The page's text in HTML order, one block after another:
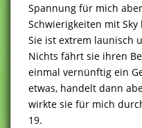
Spannung für mich
Schwierigkeiten mit Sky
Sie ist extrem launisch
Nichts fährt sie ihren
einmal vernünftig ein
etwas, handelt dann
wirkte sie für mich
19.